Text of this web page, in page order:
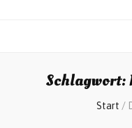
Schlagwort:
Start /